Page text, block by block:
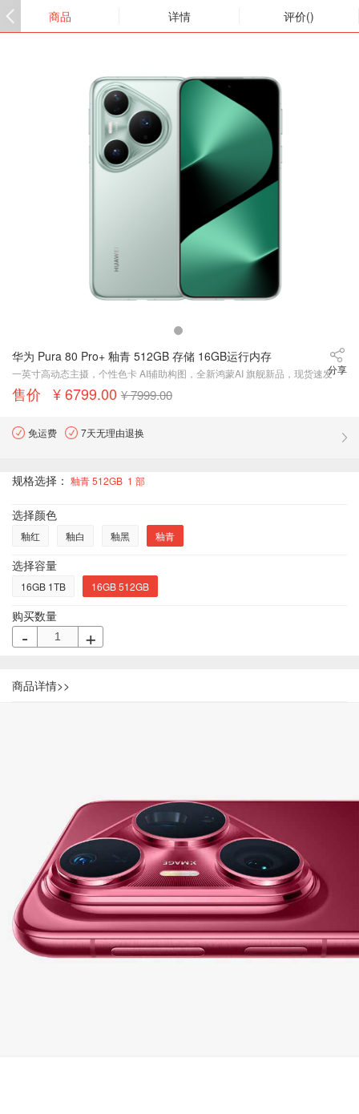
商品 详情 评价()
华为 Pura 80 Pro+ 釉青 512GB 存储 16GB运行内存
一英寸高动态主摄，个性色卡 AI辅助构图，全新鸿蒙AI 旗舰新品，现货速发
售价 ¥ 6799.00 ¥ 7999.00
分享
免运费 7天无理由退换
规格选择： 釉青 512GB 1 部
选择颜色
釉红 釉白 釉黑 釉青
选择容量
16GB 1TB 16GB 512GB
购买数量
- +
商品详情>>